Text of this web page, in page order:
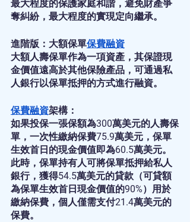
最大程度的保護家庭和諧，避免財產爭
奪糾紛，最大程度的實現定向繼承。
進階版：大額保單保費融資
大額人壽保單作為一項資產，其保證現
金價值遠高於其他保險產品，可通過私
人銀行以保單抵押的方式進行融資。
保費融資架構：
如果投保一張保額為300萬美元的人壽保
單，一次性繳納保費75.9萬美元，保單
生效首日的現金價值即為60.5萬美元。
此時，保單持有人可將保單抵押給私人
銀行，獲得54.5萬美元的貸款（可貸額
為保單生效首日現金價值的90%）用於
繳納保費，個人僅需支付21.4萬美元的
保費。